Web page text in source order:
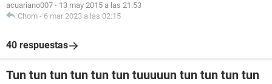
acuariano007 - 13 may 2015 a las 21:53
Chom - 6 mar 2023 a las 02:15
40 respuestas
Tun tun tun tun tun tun tuuuuun tun tun tun tun